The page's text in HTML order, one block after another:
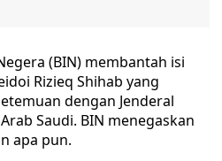
(BIN) membantah isi
Rizieq Shihab yang
dengan Jenderal
Saudi. BIN menegaskan
apa pun.